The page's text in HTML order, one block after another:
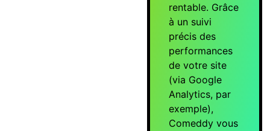
rentable. Grâce
à un suivi
précis des
performances
de votre site
(via Google
Analytics, par
exemple),
Comeddy vous